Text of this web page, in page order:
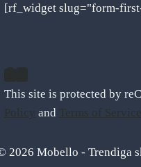
[rf_widget slug="form-
This site is protected by
Policy and Terms of Service
2026 Mobello - Trendiga